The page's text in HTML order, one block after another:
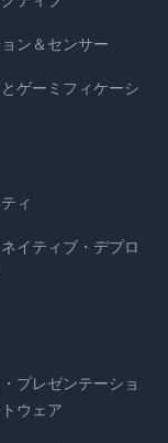
ン＆センサー
ゲーミフィケーシ
ィ
イティブ・デプロ
プレゼンテーショ
ウェア